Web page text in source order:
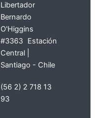
Libertador
Bernardo
O'Higgins
#3363 Estación
Central |
Santiago - Chile
(56 2) 2 718 13
93